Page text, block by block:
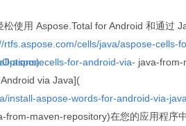
松使用 Aspose.Total for Android 和通过
rtfs.aspose.com/cells/java/aspose-cells-
asposecells-for-android-via- java-from-
via Java](
install-aspose-words-for-android-via-
maven-repository)在您的应用程序中